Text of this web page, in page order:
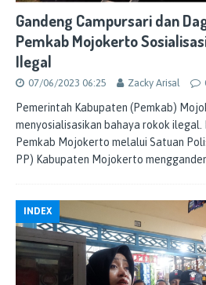
Gandeng Campursari dan
Pemkab Mojokerto
Ilegal
07/06/2023 06:25 Zacky Arisal
Pemerintah Kabupaten (Pemkab)
menyosialisasikan bahaya rokok ilegal.
Pemkab Mojokerto melalui Satuan
PP) Kabupaten Mojokerto
INDEX